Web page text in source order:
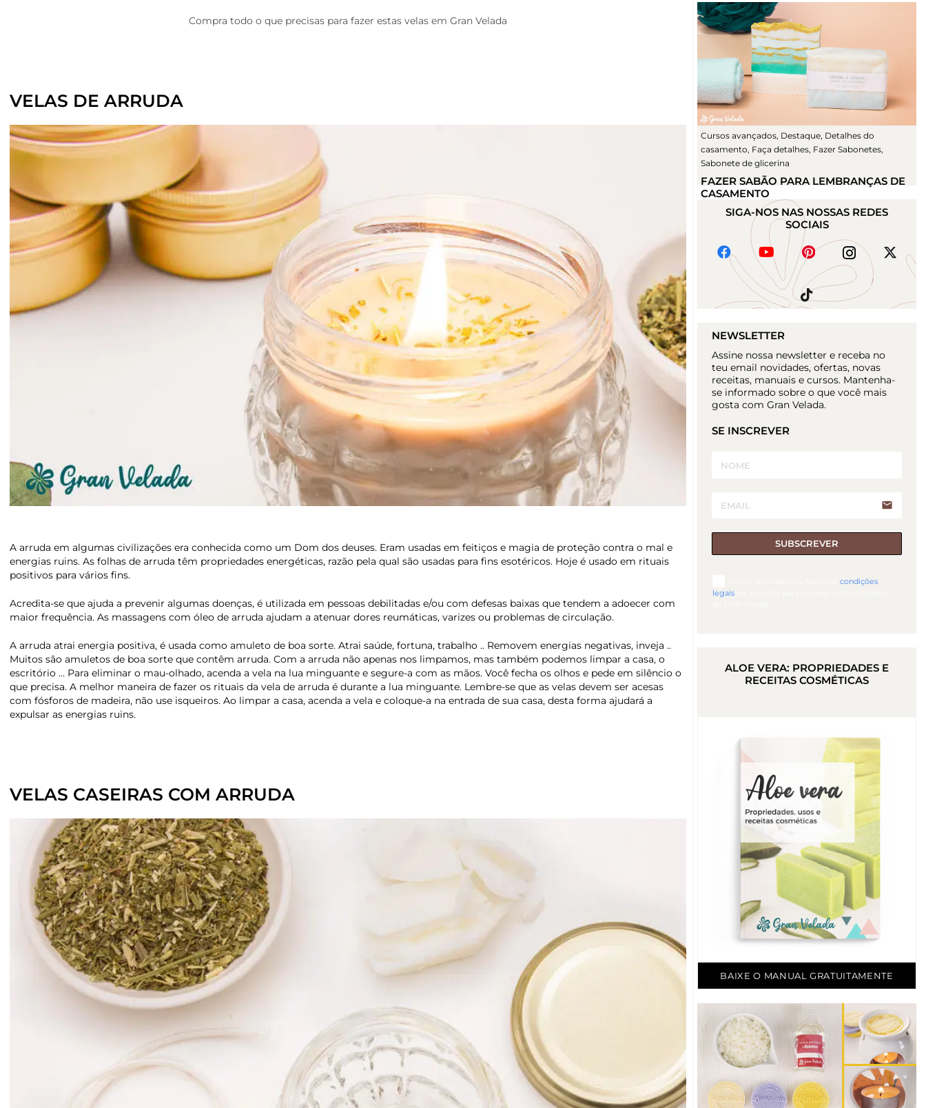
Compra todo o que precisas para fazer estas velas em Gran Velada
VELAS DE ARRUDA
A arruda em algumas civilizações era conhecida como um Dom dos deuses. Eram usadas ​​em feitiços e magia de proteção contra o mal e
energias ruins. As folhas de arruda têm propriedades energéticas, razão pela qual são usadas para fins esotéricos. Hoje é usado em rituais
positivos para vários fins.
Acredita-se que ajuda a prevenir algumas doenças, é utilizada em pessoas debilitadas e/ou com defesas baixas que tendem a adoecer com
maior frequência. As massagens com óleo de arruda ajudam a atenuar dores reumáticas, varizes ou problemas de circulação.
A arruda atrai energia positiva, é usada como amuleto de boa sorte. Atrai saúde, fortuna, trabalho .. Removem energias negativas, inveja ..
Muitos são amuletos de boa sorte que contêm arruda. Com a arruda não apenas nos limpamos, mas também podemos limpar a casa, o
escritório … Para eliminar o mau-olhado, acenda a vela na lua minguante e segure-a com as mãos. Você fecha os olhos e pede em silêncio o
que precisa. A melhor maneira de fazer os rituais da vela de arruda é durante a lua minguante. Lembre-se que as velas devem ser acesas
com fósforos de madeira, não use isqueiros. Ao limpar a casa, acenda a vela e coloque-a na entrada de sua casa, desta forma ajudará a
expulsar as energias ruins.
VELAS CASEIRAS COM ARRUDA
Cursos avançados, Destaque, Detalhes do
casamento, Faça detalhes, Fazer Sabonetes,
Sabonete de glicerina
FAZER SABÃO PARA LEMBRANÇAS DE
CASAMENTO
SIGA-NOS NAS NOSSAS REDES
SOCIAIS
NEWSLETTER
Assine nossa newsletter e receba no
teu email novidades, ofertas, novas
receitas, manuais e cursos. Mantenha-
se informado sobre o que você mais
gosta com Gran Velada.
SE INSCREVER
email
SUBSCREVER
condições
legais
ALOE VERA: PROPRIEDADES E
RECEITAS COSMÉTICAS
BAIXE O MANUAL GRATUITAMENTE